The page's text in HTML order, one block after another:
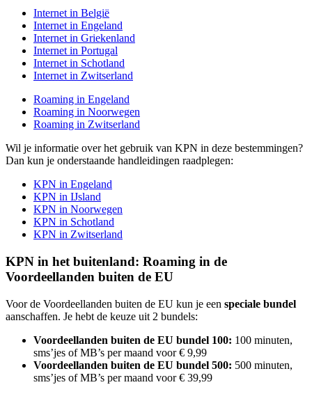
Internet in België
Internet in Engeland
Internet in Griekenland
Internet in Portugal
Internet in Schotland
Internet in Zwitserland
Roaming in Engeland
Roaming in Noorwegen
Roaming in Zwitserland
Wil je informatie over het gebruik van KPN in deze bestemmingen?
Dan kun je onderstaande handleidingen raadplegen:
KPN in Engeland
KPN in IJsland
KPN in Noorwegen
KPN in Schotland
KPN in Zwitserland
KPN in het buitenland: Roaming in de
Voordeellanden buiten de EU
Voor de Voordeellanden buiten de EU kun je een speciale bundel
aanschaffen. Je hebt de keuze uit 2 bundels:
Voordeellanden buiten de EU bundel 100: 100 minuten,
sms’jes of MB’s per maand voor € 9,99
Voordeellanden buiten de EU bundel 500: 500 minuten,
sms’jes of MB’s per maand voor € 39,99